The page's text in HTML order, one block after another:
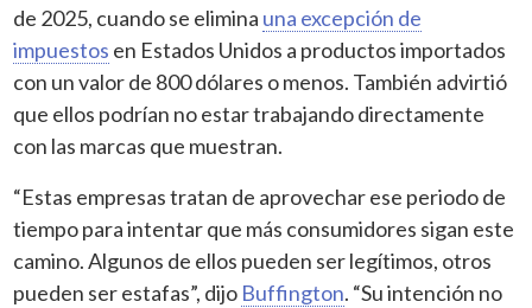
de 2025, cuando se elimina una excepción de
impuestos en Estados Unidos a productos importados
con un valor de 800 dólares o menos. También advirtió
que ellos podrían no estar trabajando directamente
con las marcas que muestran.
“Estas empresas tratan de aprovechar ese periodo de
tiempo para intentar que más consumidores sigan este
camino. Algunos de ellos pueden ser legítimos, otros
pueden ser estafas”, dijo Buffington. “Su intención no